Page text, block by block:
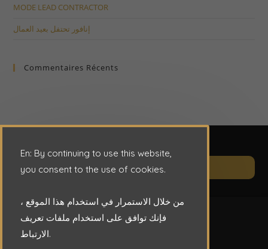
MODE LEAD CONTRACTOR
إنافور تحتفل بعيد العمال
Commentaires Récents
CONTACT
in
En: By continuing to use this website,
you consent to the use of cookies.
من خلال الاستمرار في استخدام هذا الموقع ،
فإنك توافق على استخدام ملفات تعريف
الارتباط.